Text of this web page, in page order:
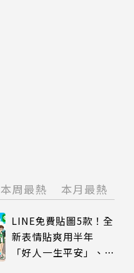
本周最熱 本月最熱
LINE免費貼圖5款！全
新表情貼爽用半年
「好人一生平安」、